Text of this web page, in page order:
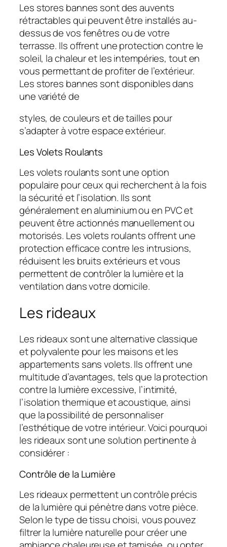
Les stores bannes sont des auvents
rétractables qui peuvent être installés au-
dessus de vos fenêtres ou de votre
terrasse. Ils offrent une protection contre le
soleil, la chaleur et les intempéries, tout en
vous permettant de profiter de l’extérieur.
Les stores bannes sont disponibles dans
une variété de
styles, de couleurs et de tailles pour
s’adapter à votre espace extérieur.
Les Volets Roulants
Les volets roulants sont une option
populaire pour ceux qui recherchent à la fois
la sécurité et l’isolation. Ils sont
généralement en aluminium ou en PVC et
peuvent être actionnés manuellement ou
motorisés. Les volets roulants offrent une
protection efficace contre les intrusions,
réduisent les bruits extérieurs et vous
permettent de contrôler la lumière et la
ventilation dans votre domicile.
Les rideaux
Les rideaux sont une alternative classique
et polyvalente pour les maisons et les
appartements sans volets. Ils offrent une
multitude d’avantages, tels que la protection
contre la lumière excessive, l’intimité,
l’isolation thermique et acoustique, ainsi
que la possibilité de personnaliser
l’esthétique de votre intérieur. Voici pourquoi
les rideaux sont une solution pertinente à
considérer :
Contrôle de la Lumière
Les rideaux permettent un contrôle précis
de la lumière qui pénètre dans votre pièce.
Selon le type de tissu choisi, vous pouvez
filtrer la lumière naturelle pour créer une